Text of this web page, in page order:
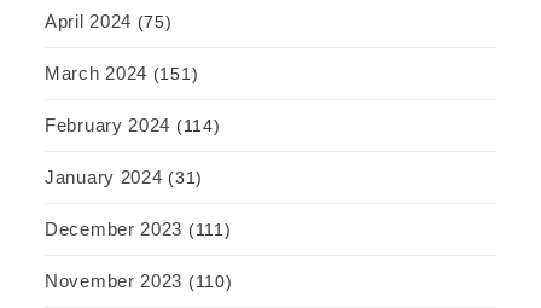
April 2024 (75)
March 2024 (151)
February 2024 (114)
January 2024 (31)
December 2023 (111)
November 2023 (110)